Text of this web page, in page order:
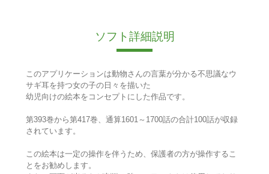
ソフト詳細説明
このアプリケーションは動物さんの言葉が分かる不思議なウ
サギ耳を持つ女の子の日々を描いた
幼児向けの絵本をコンセプトにした作品です。
第393巻から第417巻、通算1601～1700話の合計100話が収録
されています。
この絵本は一定の操作を伴うため、保護者の方が操作するこ
とをお勧めします。